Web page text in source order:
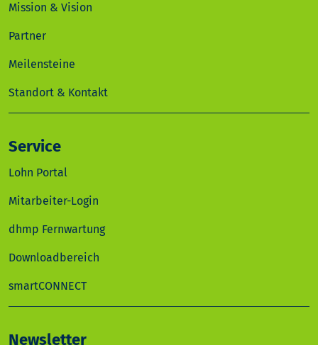
Mission & Vision
Partner
Meilensteine
Standort & Kontakt
Service
Lohn Portal
Mitarbeiter-Login
dhmp Fernwartung
Downloadbereich
smartCONNECT
Newsletter